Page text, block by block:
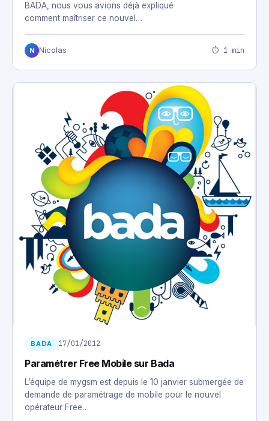
BADA, nous vous avions déjà expliqué
comment maîtriser ce nouvel…
N Nicolas ⏱ 1 min
BADA 17/01/2012
Paramétrer Free Mobile sur Bada
L’équipe de mygsm est depuis le 10 janvier submergée de
demande de paramétrage de mobile pour le nouvel
opérateur Free…